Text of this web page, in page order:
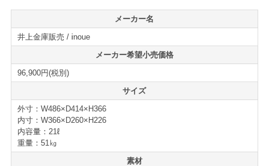
小さいながらA4の書類が収納可能になっており、上部に
は引き出しトレイが付属しているため、重要な書類等を
収納する金庫としてもご使用頂けます。
コストパフォーマンスに優れたおすすめの耐火金庫とな
金庫の新増設、買い替えの際には是非ご検討下さい。
仕様・付属品
耐火金庫 FRST-50W
メーカー名
井上金庫販売 / inoue
メーカー希望小売価格
96,900円(税別)
サイズ
外寸：W486×D414×H366
内寸：W366×D260×H226
内容量：21ℓ
重量：51㎏
素材